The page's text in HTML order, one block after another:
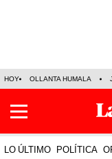
HOY OLLANTA HUMALA
LO ÚLTIMO POLÍTICA